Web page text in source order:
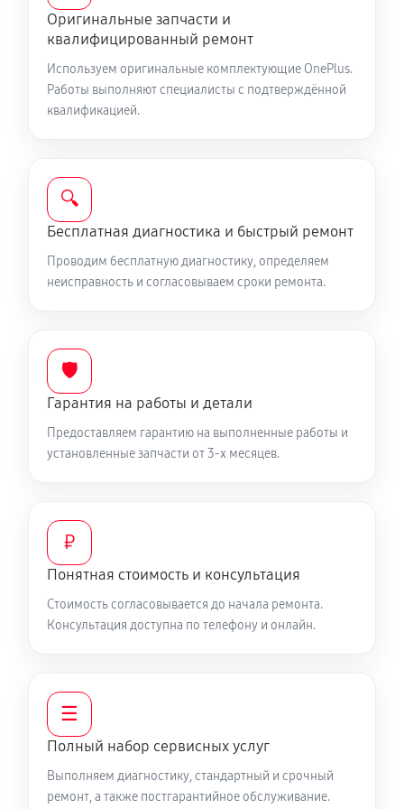
300 руб 30 минут
Замена разъема наушников телефона
320 руб 35 минут
Замена микросхем питания телефона
260 руб 50 минут
Восстановление данных телефона
Замена держателя SIM-карты телефона
Русификация телефона
350 руб 40 минут
Замена аккумулятора (батареи) телефона
650 руб 30 минут
Прошивка телефона телефона OnePlus 10R
630 руб 40 минут
Оригинальные запчасти и
квалифицированный ремонт
Используем оригинальные комплектующие OnePlus.
Работы выполняют специалисты с подтверждённой
квалификацией.
🔍
Бесплатная диагностика и быстрый ремонт
Проводим бесплатную диагностику, определяем
неисправность и согласовываем сроки ремонта.
🛡️
Гарантия на работы и детали
Предоставляем гарантию на выполненные работы и
установленные запчасти от 3-х месяцев.
₽
Понятная стоимость и консультация
Стоимость согласовывается до начала ремонта.
Консультация доступна по телефону и онлайн.
☰
Полный набор сервисных услуг
Выполняем диагностику, стандартный и срочный
ремонт, а также постгарантийное обслуживание.